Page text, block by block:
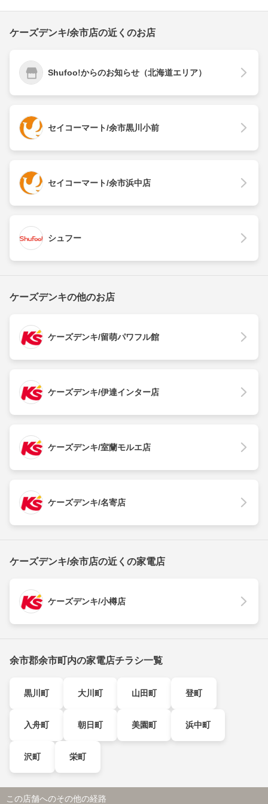
ケーズデンキ/余市店の近くのお店
Shufoo!からのお知らせ（北海道エリア）
セイコーマート/余市黒川小前
セイコーマート/余市浜中店
シュフー
ケーズデンキの他のお店
ケーズデンキ/留萌パワフル館
ケーズデンキ/伊達インター店
ケーズデンキ/室蘭モルエ店
ケーズデンキ/名寄店
ケーズデンキ/余市店の近くの家電店
ケーズデンキ/小樽店
余市郡余市町内の家電店チラシ一覧
黒川町 大川町 山田町 登町
入舟町 朝日町 美園町 浜中町
沢町 栄町
この店舗へのその他の経路